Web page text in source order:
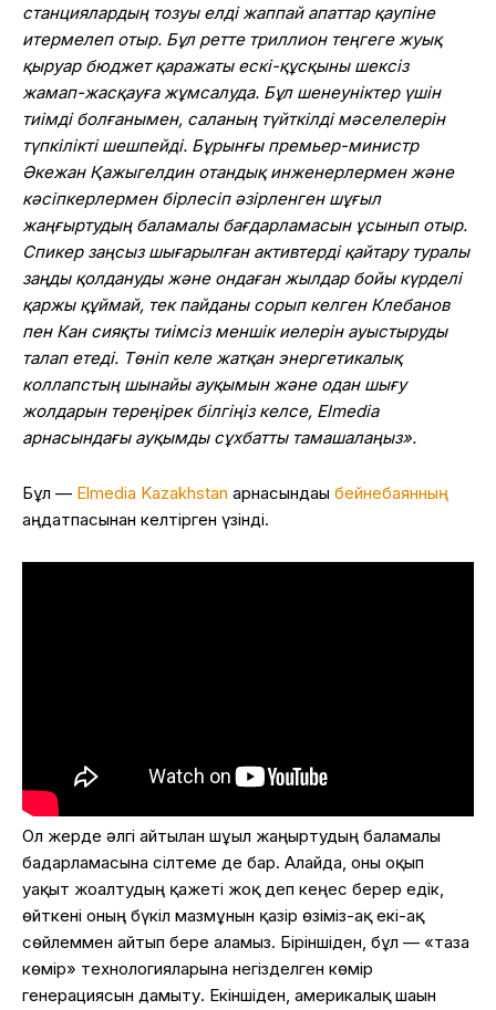
станциялардың тозуы елді жаппай апаттар қаупіне
итермелеп отыр. Бұл ретте триллион теңгеге жуық
қыруар бюджет қаражаты ескі-құсқыны шексіз
жамап-жасқауға жұмсалуда. Бұл шенеуніктер үшін
тиімді болғанымен, саланың түйткілді мәселелерін
түпкілікті шешпейді. Бұрынғы премьер-министр
Әкежан Қажыгелдин отандық инженерлермен және
кәсіпкерлермен бірлесіп әзірленген шұғыл
жаңғыртудың баламалы бағдарламасын ұсынып отыр.
Спикер заңсыз шығарылған активтерді қайтару туралы
заңды қолдануды және ондаған жылдар бойы күрделі
қаржы құймай, тек пайданы сорып келген Клебанов
пен Кан сияқты тиімсіз меншік иелерін ауыстыруды
талап етеді. Төніп келе жатқан энергетикалық
коллапстың шынайы ауқымын және одан шығу
жолдарын тереңірек білгіңіз келсе, Elmedia
арнасындағы ауқымды сұхбатты тамашалаңыз».
Бұл — Elmedia Kazakhstan арнасындағы бейнебаянның
аңдатпасынан келтірген үзінді.
Ол жерде әлгі айтылған шұғыл жаңғыртудың баламалы
бағдарламасына сілтеме де бар. Алайда, оны оқып
уақыт жоғалтудың қажеті жоқ деп кеңес берер едік,
өйткені оның бүкіл мазмұнын қазір өзіміз-ақ екі-ақ
сөйлеммен айтып бере аламыз. Біріншіден, бұл — «таза
көмір» технологияларына негізделген көмір
генерациясын дамыту. Екіншіден, америкалық шағын